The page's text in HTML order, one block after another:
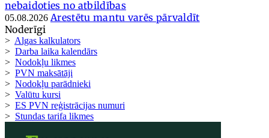
nebaidoties no atbildības
05.08.2026 Arestētu mantu varēs pārvaldīt
Noderīgi
> Algas kalkulators
> Darba laika kalendārs
> Nodokļu likmes
> PVN maksātāji
> Nodokļu parādnieki
> Valūtu kursi
> ES PVN reģistrācijas numuri
> Stundas tarifa likmes